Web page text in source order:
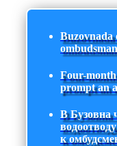
Buzovnada
Four-
prompt an
В Бузовна
к